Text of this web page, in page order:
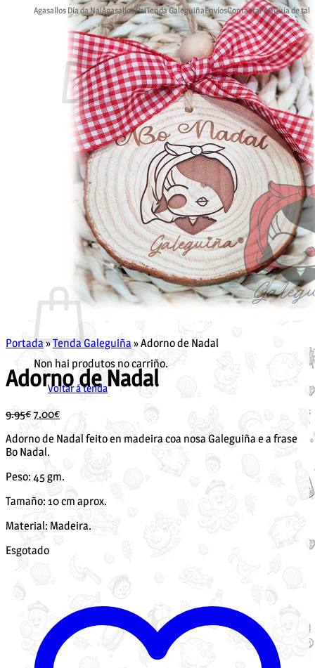
Agasallos Día da NaiAgasallos PaiTenda GaleguiñaEnvíosContactaFAQGuía de
Non hai produtos no carriño.
Voltar á tenda
Non hai produtos no carriño.
Voltar á tenda
Portada»Tenda Galeguiña »Adorno de Nadal
Adorno de Nadal
9.95€O
prezo
orixinal
era:
7.00€O
actual
Adorno de Nadal feito en madeira coa nosa Galeguiña e a frase
Bo Nadal.
Peso: 45 gm.
Tamaño: 10 cm aprox.
Material: Madeira.
Esgotado